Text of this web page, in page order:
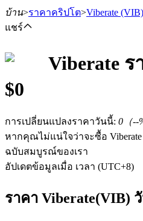
ฟิวเจอร์ส
บ้าน>ราคาคริปโต>Viberate (VIB)
แชร์
Viberate ร
$0
การเปลี่ยนแปลงราคาวันนี้: 0 （--
หากคุณไม่แน่ใจว่าจะซื้อ
ฉบับสมบูรณ์ของเรา
อัปเดตข้อมูลเมื่อ เวลา (UTC+8)
ราคา Viberate(VIB)